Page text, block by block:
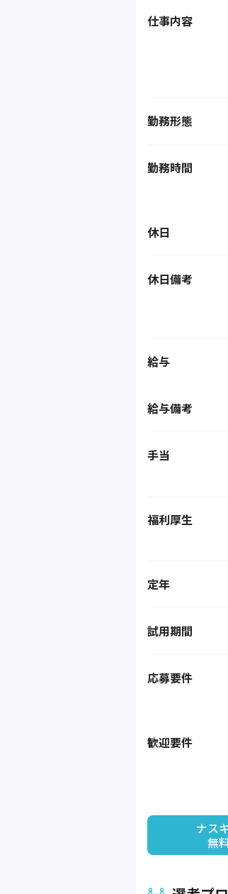
仕事内容
勤務形態
勤務時間
休日
休日備考
給与
給与備考
手当
福利厚生
定年
試用期間
応募要件
歓迎要件
ナス
無